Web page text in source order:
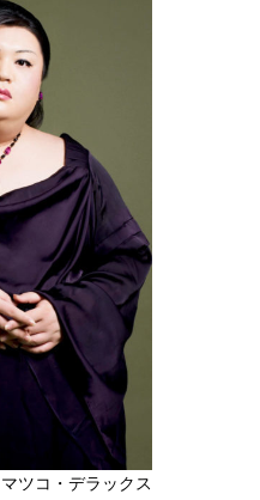
マツコ・デラックス